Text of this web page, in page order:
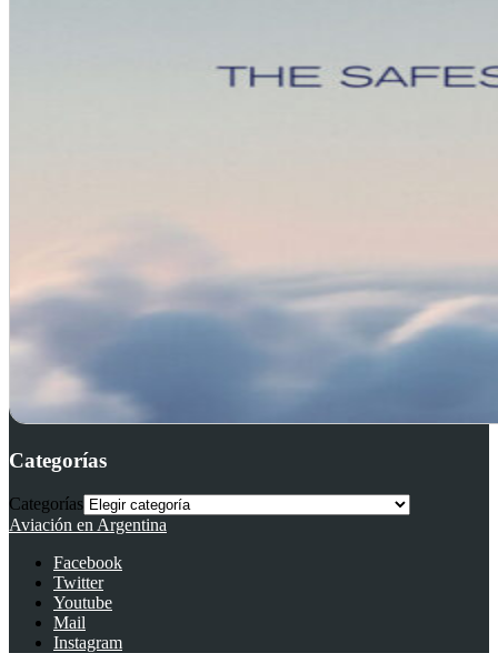
Categorías
Categorías
Aviación en Argentina
Facebook
Twitter
Youtube
Mail
Instagram